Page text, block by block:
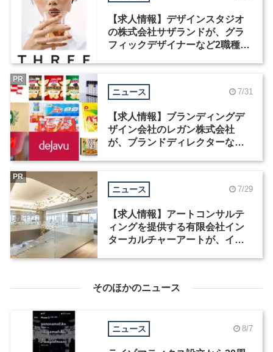
【求人情報】デザインスタジオ
の株式会社サザランドが、グラ
フィックデザイナーなど2職種を
ニュース 7/31
【求人情報】ブランディングデ
ザイン会社のレガン株式会社
が、ブランドディレクターなど3
PR
ニュース 7/29
【求人情報】アートコンサルテ
ィングを提供する有限会社イン
ターカルチャーアートが、イン
PR
そのほかのニュース
ニュース 8/7